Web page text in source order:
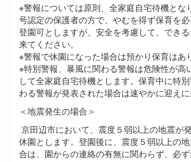
※警報については原則、全家庭自宅待機とな
号認定の保護者の方で、やむを得ず保育を
登園可としますが、安全を考慮して、でき
来てください。
※警報で休園になった場合は預かり保育はあ
※特別警報、暴風に関わる警報は危険性が高
して全家庭自宅待機とします。保育中に特
わる警報が発表された場合は速やかに迎えに
＜地震発生の場合＞
京田辺市において、震度５弱以上の地震が発
休園とします。登園後に、震度５弱以上の
合は、園からの連絡の有無に関わらず、必